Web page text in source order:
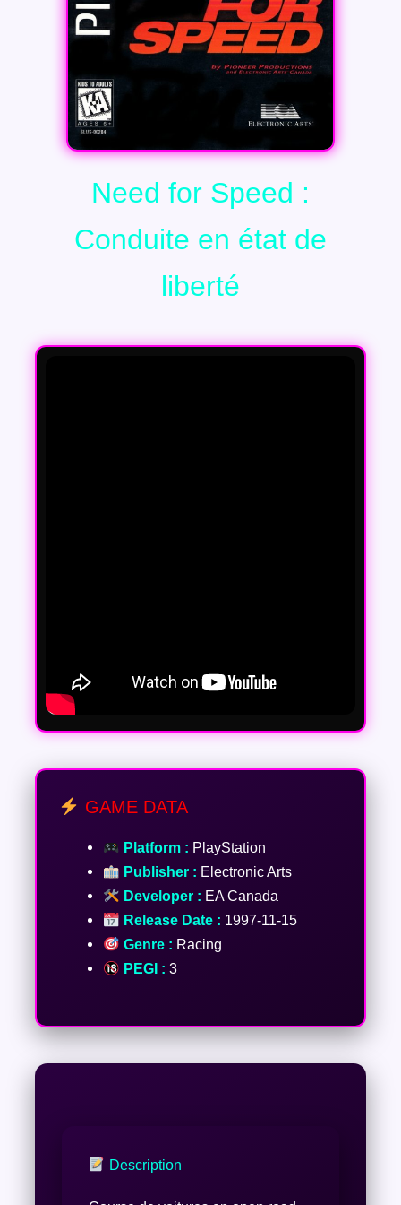
Need for Speed :
Conduite en état de
liberté
GAME DATA
Platform : PlayStation
Publisher : Electronic Arts
Developer : EA Canada
Release Date : 1997-11-15
Genre : Racing
PEGI : 3
Description